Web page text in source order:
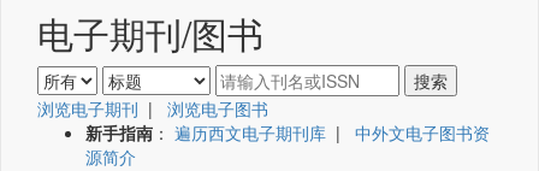
电子期刊/图书
浏览电子期刊 | 浏览电子图书
新手指南 ： 遍历西文电子期刊库 | 中外文电子图书资
源简介